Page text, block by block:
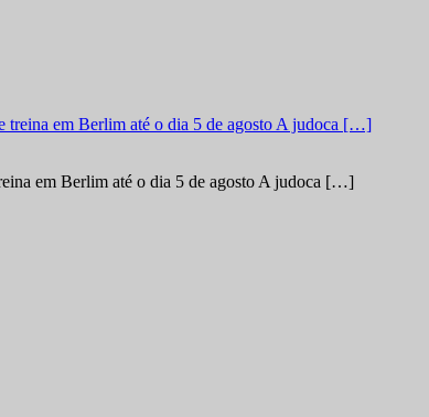
em Berlim até o dia 5 de agosto A judoca […]